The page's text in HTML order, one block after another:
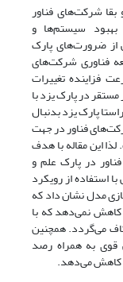
شرکت‌های فناور
سیستم‌ها و
از ضرورت‌های پارک
فناوری شرکت‌های
فزاینده تغییرات
در پارک یزد با
پارک یزد بدنبال
فناور در جهت
این مقاله با هدف
در پارک علم و
استفاده از رویکرد
مدل نشان داد که
کاهش نمی‌دهد که با
می‌گردد. همچنین
قوی به همراه رصد
کاهش می‌دهد.